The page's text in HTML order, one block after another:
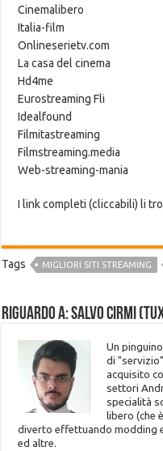
Cinemalibero
Italia-film
Onlineserietv.com
La casa del cinema
Hd4me
Eurostreaming Fli
Idealfound
Filmitastreaming
Filmstreaming.media
Web-streaming-mania
I link completi (cliccabili) li
Tags MIGLIORI SITI STREAMING
Riguardo a: Salvo Cirmi
Un
di
acquisito
settori
specialità
libero (che
diverto effettuando modding
ed altre.